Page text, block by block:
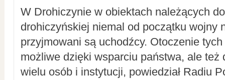
W Drohiczynie w obiektach należących
drohiczyńskiej niemal od początku wojny
przyjmowani są uchodźcy. Otoczenie
możliwe dzięki wsparciu państwa, ale też
wielu osób i instytucji, powiedział Radiu